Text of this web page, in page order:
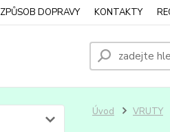
ZPŮSOB DOPRAVY KONTAKTY
Úvod VRUTY